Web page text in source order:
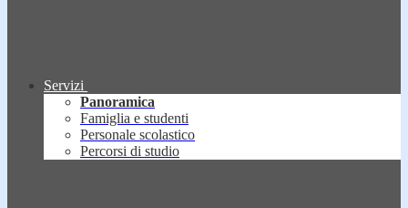
Servizi
Panoramica
Famiglia e studenti
Personale scolastico
Percorsi di studio